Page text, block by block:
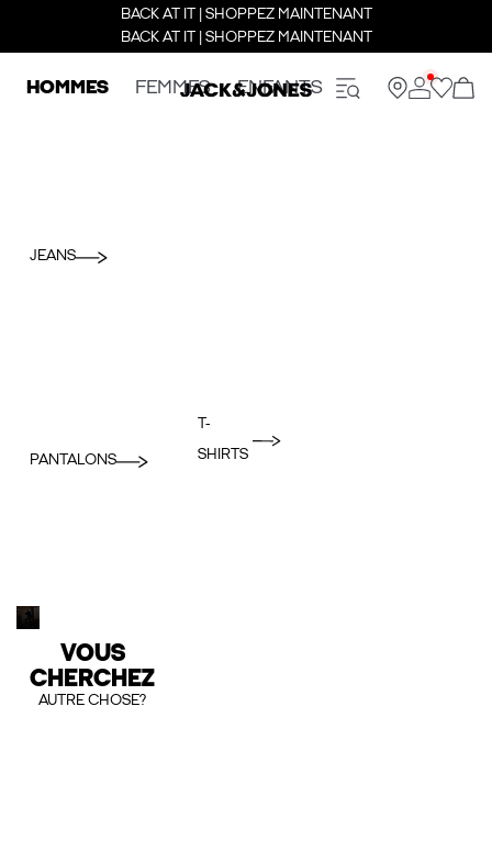
BACK AT IT | SHOPPEZ MAINTENANT
BACK AT IT | SHOPPEZ MAINTENANT
HOMMES FEMMES ENFANTS
JEANS
PANTALONS
T-
SHIRTS
VOUS
CHERCHEZ
AUTRE CHOSE?